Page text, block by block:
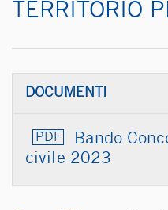
TERRITORIO
DOCUMENTI
Bando
civile 2023